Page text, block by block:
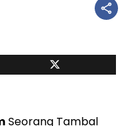
Seorang Tambal